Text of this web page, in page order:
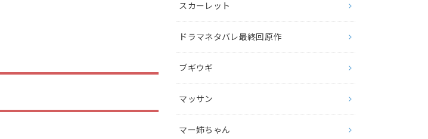
スカーレット
ドラマネタバレ最終回原作
ブギウギ
マッサン
マー姉ちゃん